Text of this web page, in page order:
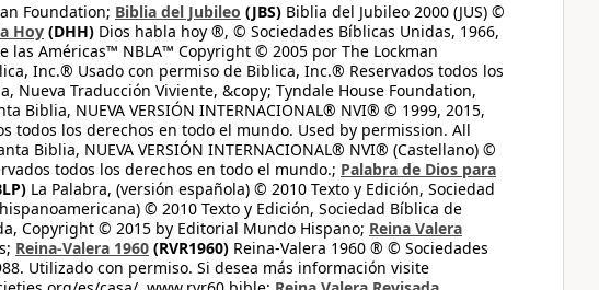
Foundation; Biblia del Jubileo (JBS) Biblia del Jubileo 2000 (JUS) ©
Hoy (DHH) Dios habla hoy ®, © Sociedades Bíblicas Unidas, 1966,
las Américas™ NBLA™ Copyright © 2005 por The Lockman
Inc.® Usado con permiso de Biblica, Inc.® Reservados todos los
Nueva Traducción Viviente, &copy; Tyndale House Foundation,
Biblia, NUEVA VERSIÓN INTERNACIONAL® NVI® © 1999, 2015,
los derechos en todo el mundo. Used by permission. All
Biblia, NUEVA VERSIÓN INTERNACIONAL® NVI® (Castellano) ©
todos los derechos en todo el mundo.; Palabra de Dios para
La Palabra, (versión española) © 2010 Texto y Edición, Sociedad
© 2010 Texto y Edición, Sociedad Bíblica de
Copyright © 2015 by Editorial Mundo Hispano; Reina Valera
Reina-Valera 1960 (RVR1960) Reina-Valera 1960 ® © Sociedades
Utilizado con permiso. Si desea más información visite